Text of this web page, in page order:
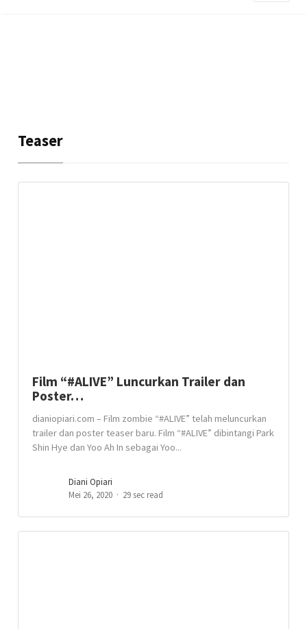
Teaser
Film “#ALIVE” Luncurkan Trailer dan
Poster…
dianiopiari.com – Film zombie “#ALIVE” telah meluncurkan
trailer dan poster teaser baru. Film “#ALIVE” dibintangi Park
Shin Hye dan Yoo Ah In sebagai Yoo...
Diani Opiari
Mei 26, 2020
29 sec read